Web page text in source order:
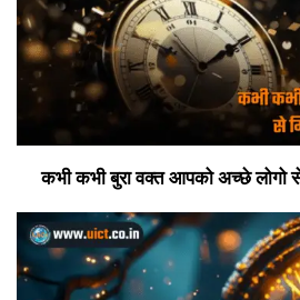
कभी कभी बुरा वक्त आपको अच्छे लोगो